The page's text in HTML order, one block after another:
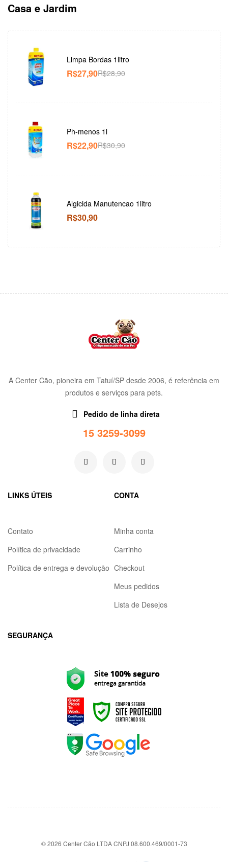
Casa e Jardim
Limpa Bordas 1litro
R$28,90
R$27,90
Ph-menos 1l
R$30,90
R$22,90
Algicida Manutencao 1litro
R$30,90
A Center Cão, pioneira em Tatuí/SP desde 2006, é referência em
produtos e serviços para pets.
Pedido de linha direta
15 3259-3099
LINKS ÚTEIS
Contato
Política de privacidade
Política de entrega e devolução
CONTA
Minha conta
Carrinho
Checkout
Meus pedidos
Lista de Desejos
SEGURANÇA
© 2026 Center Cão LTDA CNPJ 08.600.469/0001-73